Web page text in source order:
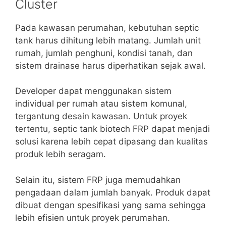
Cluster
Pada kawasan perumahan, kebutuhan septic
tank harus dihitung lebih matang. Jumlah unit
rumah, jumlah penghuni, kondisi tanah, dan
sistem drainase harus diperhatikan sejak awal.
Developer dapat menggunakan sistem
individual per rumah atau sistem komunal,
tergantung desain kawasan. Untuk proyek
tertentu, septic tank biotech FRP dapat menjadi
solusi karena lebih cepat dipasang dan kualitas
produk lebih seragam.
Selain itu, sistem FRP juga memudahkan
pengadaan dalam jumlah banyak. Produk dapat
dibuat dengan spesifikasi yang sama sehingga
lebih efisien untuk proyek perumahan.